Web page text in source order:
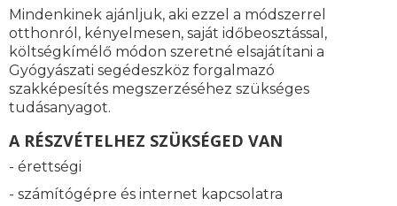
Mindenkinek ajánljuk, aki ezzel a módszerrel
otthonról, kényelmesen, saját időbeosztással,
költségkímélő módon szeretné elsajátítani a
Gyógyászati segédeszköz forgalmazó
szakképesítés megszerzéséhez szükséges
tudásanyagot.
A RÉSZVÉTELHEZ SZÜKSÉGED VAN
- érettségi
- számítógépre és internet kapcsolatra